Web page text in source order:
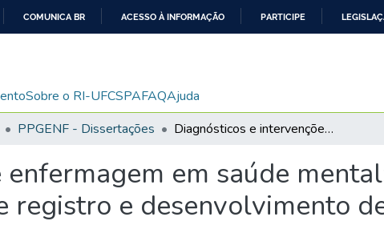
CONTEÚDO
COMUNICA BR ACESSO À INFORMAÇÃO PARTICIPE
Sobre o RI-UFCSPAFAQAjuda
PPGENF - Dissertações Diagnósticos e intervenções de enfermagem em saúde mental: aprimoramento da assistência e registro e desenvolvimento de um curso de extensão
em saúde
registro e desenvolvimento